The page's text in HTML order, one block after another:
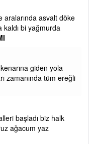
asvalt döke
kaldı bi yağmurda
giden yola
zamanında tüm ereğli
başladı biz halk
ağacum yaz